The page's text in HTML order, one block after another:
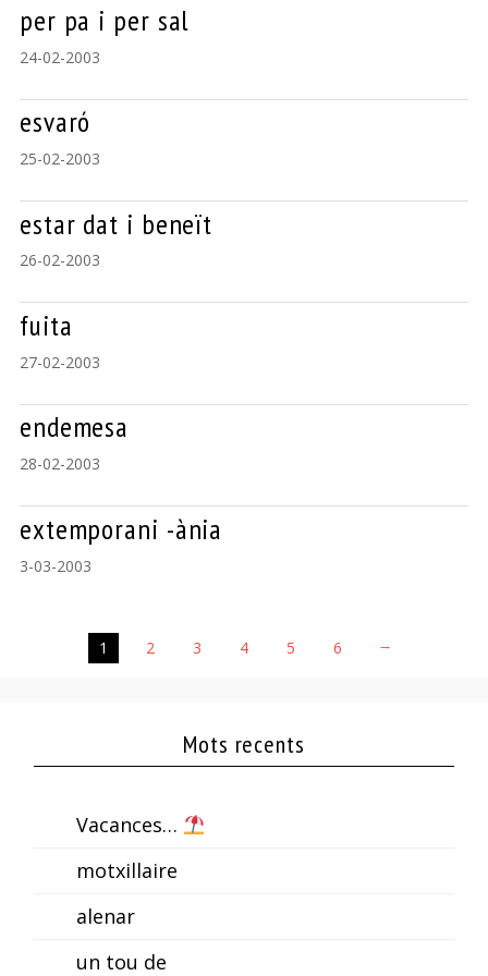
per pa i per sal
24-02-2003
esvaró
25-02-2003
estar dat i beneït
26-02-2003
fuita
27-02-2003
endemesa
28-02-2003
extemporani -ània
3-03-2003
1 2 3 4 5 6 →
Mots recents
Vacances…
motxillaire
alenar
un tou de